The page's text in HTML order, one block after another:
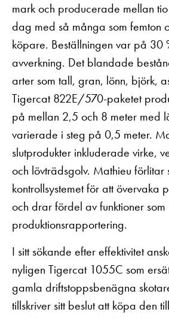
mark och producerade mellan
dag med så många som femton
köpare. Beställningen var på 30
avverkning. Det blandade
arter som tall, gran, lönn, björk,
Tigercat 822E/570-paketet
på mellan 2,5 och 8 meter med
varierade i steg på 0,5 meter.
slutprodukter inkluderade virke,
och lövträdsgolv. Mathieu
kontrollsystemet för att övervaka
och drar fördel av funktioner
produktionsrapportering.
I sitt sökande efter effektivitet
nyligen Tigercat 1055C som
gamla driftstoppsbenägna
tillskriver sitt beslut att köpa den